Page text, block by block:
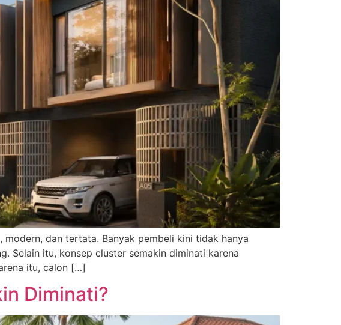
dan tertata. Banyak pembeli kini tidak hanya
Selain itu, konsep cluster semakin diminati karena
itu, calon […]
Diminati?